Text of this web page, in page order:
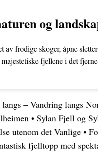
og
av frodige skoger, åpne
fjellene i det
– Vandring langs
• Sylan Fjell og
utenom det Vanlige •
fjelltopp med